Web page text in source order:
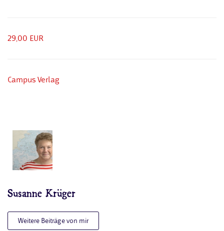
29,00 EUR
Campus Verlag
Susanne Krüger
Weitere Beiträge von mir